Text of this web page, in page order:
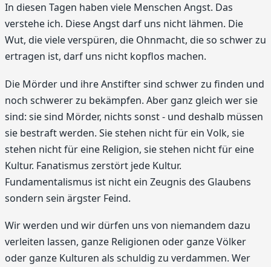
In diesen Tagen haben viele Menschen Angst. Das
verstehe ich. Diese Angst darf uns nicht lähmen. Die
Wut, die viele verspüren, die Ohnmacht, die so schwer zu
ertragen ist, darf uns nicht kopflos machen.
Die Mörder und ihre Anstifter sind schwer zu finden und
noch schwerer zu bekämpfen. Aber ganz gleich wer sie
sind: sie sind Mörder, nichts sonst - und deshalb müssen
sie bestraft werden. Sie stehen nicht für ein Volk, sie
stehen nicht für eine Religion, sie stehen nicht für eine
Kultur. Fanatismus zerstört jede Kultur.
Fundamentalismus ist nicht ein Zeugnis des Glaubens
sondern sein ärgster Feind.
Wir werden und wir dürfen uns von niemandem dazu
verleiten lassen, ganze Religionen oder ganze Völker
oder ganze Kulturen als schuldig zu verdammen. Wer